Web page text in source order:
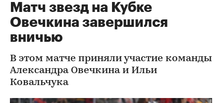
Матч звезд на Кубке
Овечкина завершился
вничью
В этом матче приняли участие команды
Александра Овечкина и Ильи
Ковальчука